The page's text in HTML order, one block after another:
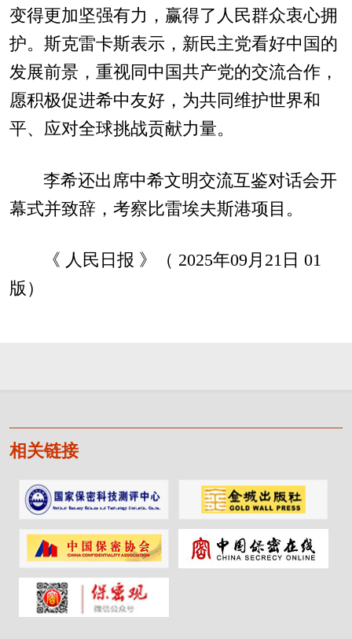
变得更加坚强有力，赢得了人民群众衷心拥
护。斯克雷卡斯表示，新民主党看好中国的
发展前景，重视同中国共产党的交流合作，
愿积极促进希中友好，为共同维护世界和
平、应对全球挑战贡献力量。
李希还出席中希文明交流互鉴对话会开
幕式并致辞，考察比雷埃夫斯港项目。
《 人民日报 》（ 2025年09月21日 01
版）
相关链接